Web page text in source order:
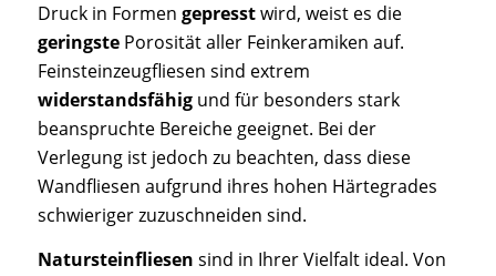
Druck in Formen gepresstwird, weist es die
geringstePorosität aller Feinkeramiken auf.
Feinsteinzeugfliesen sind extrem
widerstandsfähigund für besonders stark
beanspruchte Bereiche geeignet. Bei der
Verlegung ist jedoch zu beachten, dass diese
Wandfliesen aufgrund ihres hohen Härtegrades
schwieriger zuzuschneiden sind.
Natursteinfliesen sind in Ihrer Vielfalt ideal. Von